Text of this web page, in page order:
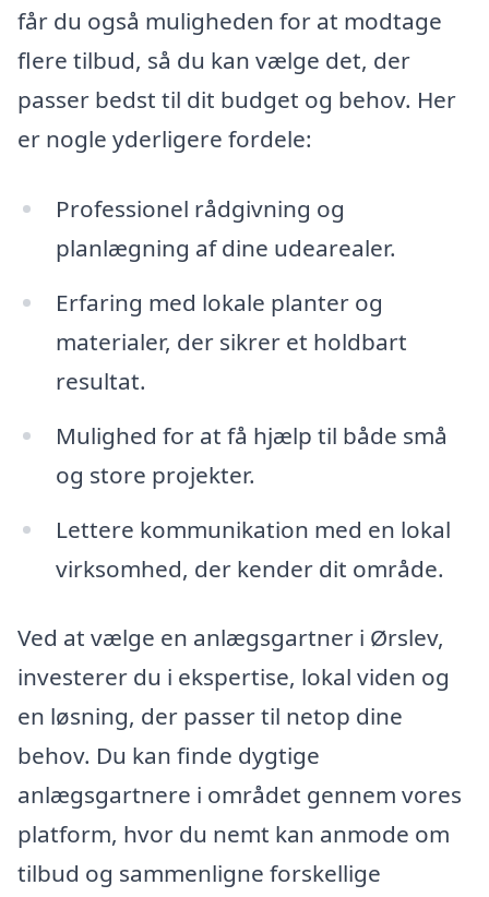
får du også muligheden for at modtage
flere tilbud, så du kan vælge det, der
passer bedst til dit budget og behov. Her
er nogle yderligere fordele:
Professionel rådgivning og
planlægning af dine udearealer.
Erfaring med lokale planter og
materialer, der sikrer et holdbart
resultat.
Mulighed for at få hjælp til både små
og store projekter.
Lettere kommunikation med en lokal
virksomhed, der kender dit område.
Ved at vælge en anlægsgartner i Ørslev,
investerer du i ekspertise, lokal viden og
en løsning, der passer til netop dine
behov. Du kan finde dygtige
anlægsgartnere i området gennem vores
platform, hvor du nemt kan anmode om
tilbud og sammenligne forskellige